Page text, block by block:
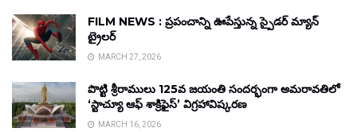
FILM NEWS : ప్రపంచాన్ని ఊపేస్తున్న స్పైడర్ మ్యాన్
ట్రైలర్
MARCH 27, 2026
పొట్టి శ్రీరాములు 125వ జయంతి సందర్భంగా అమరావతిలో
‘స్టాచ్యూ ఆఫ్ శాక్రిఫైస్’ విగ్రహావిష్కరణ
MARCH 16, 2026